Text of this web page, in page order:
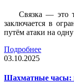
Связка — это
заключается в
путём атаки на
Подробнее
03.10.2025
Шахматные часы: